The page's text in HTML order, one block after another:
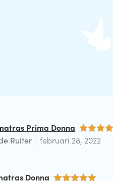
Waardering
Prima Donna
Ruiter
februari 28, 2022
Donna